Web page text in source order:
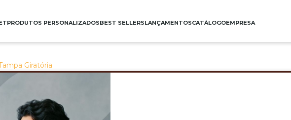
PRODUTOS PERSONALIZADOSBEST SELLERSLANÇAMENTOSCATÁLOGOEMPRESA
Giratória